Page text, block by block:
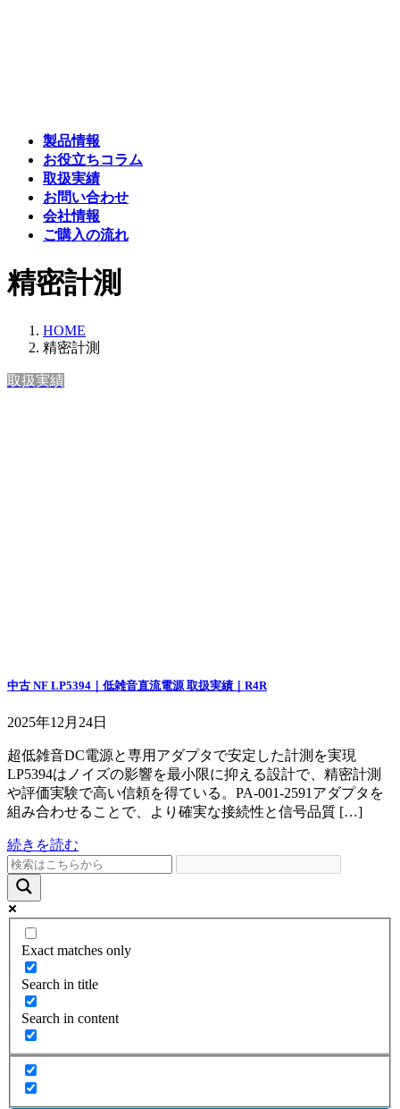
製品情報
お役立ちコラム
取扱実績
お問い合わせ
会社情報
ご購入の流れ
精密計測
HOME
精密計測
取扱実績
中古 NF LP5394｜低雑音直流電源 取扱実績｜R4R
2025年12月24日
超低雑音DC電源と専用アダプタで安定した計測を実現
LP5394はノイズの影響を最小限に抑える設計で、精密計測
や評価実験で高い信頼を得ている。PA-001-2591アダプタを
組み合わせることで、より確実な接続性と信号品質 […]
続きを読む
Exact matches only
Search in title
Search in content